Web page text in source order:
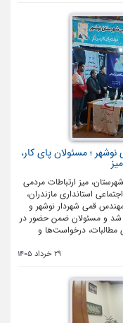
؛ مسئولان پای کار،
میز ارتباطات مردمی
استانداری مازندران،
قمی شهردار نوشهر و
شد و مسئولان ضمن حضور در
درخواست‌ها و
29 خرداد 1405